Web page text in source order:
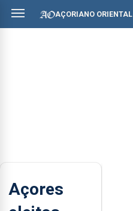
AÇORIANO ORIENTAL
Açores